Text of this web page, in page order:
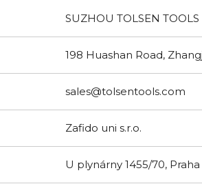
SUZHOU TOLSEN TOOLS
198 Huashan Road,
sales@tolsentools.com
Zafido uni s.r.o.
U plynárny 1455/70, Praha